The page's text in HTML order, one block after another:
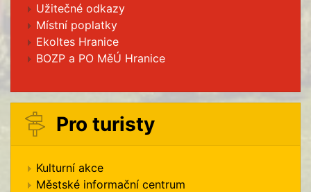
Užitečné odkazy
Místní poplatky
Ekoltes Hranice
BOZP a PO MěÚ Hranice
Pro turisty
Kulturní akce
Městské informační centrum